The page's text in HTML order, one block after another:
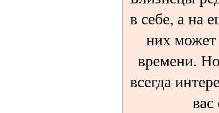
в себе, а на
них может
времени.
всегда